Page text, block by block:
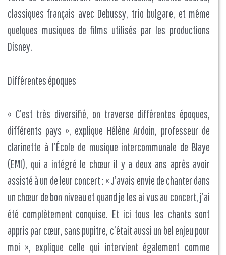
classiques français avec Debussy, trio bulgare, et même
quelques musiques de films utilisés par les productions
Disney.
Différentes époques
« C’est très diversifié, on traverse différentes époques,
différents pays », explique Hélène Ardoin, professeur de
clarinette à l’École de musique intercommunale de Blaye
(EMI), qui a intégré le chœur il y a deux ans après avoir
assisté à un de leur concert : « J’avais envie de chanter dans
un chœur de bon niveau et quand je les ai vus au concert, j’ai
été complètement conquise. Et ici tous les chants sont
appris par cœur, sans pupitre, c’était aussi un bel enjeu pour
moi », explique celle qui intervient également comme